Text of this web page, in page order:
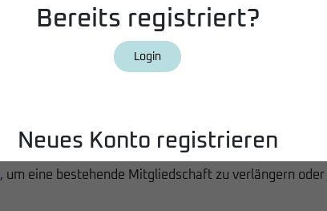
Bereits registriert?
Login
Neues Konto registrieren
, um eine bestehende Mitgliedschaft zu verlängern oder